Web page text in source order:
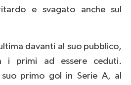
e svagato anche sul
davanti al suo pubblico,
i primi ad essere ceduti.
primo gol in Serie A, al